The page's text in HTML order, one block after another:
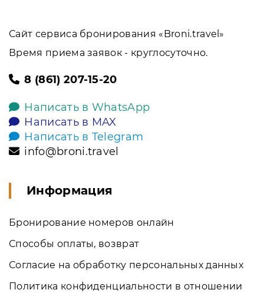
Сайт сервиса бронирования «Broni.travel»
Время приема заявок - круглосуточно.
8 (861) 207-15-20
Написать в WhatsApp
Написать в MAX
Написать в Telegram
info@broni.travel
Информация
Бронирование номеров онлайн
Способы оплаты, возврат
Согласие на обработку персональных данных
Политика конфиденциальности в отношении